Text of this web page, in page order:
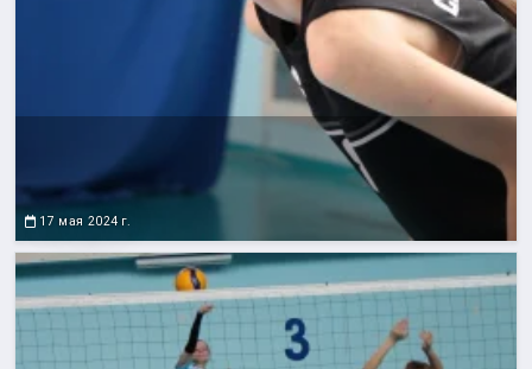
17 мая 2024 г.